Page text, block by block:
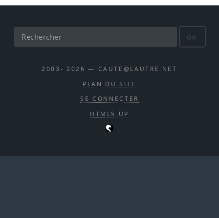
OK
2003- 2026 — CAUTE@LAUTRE.NET
PLAN DU SITE
SE CONNECTER
HTML5 UP